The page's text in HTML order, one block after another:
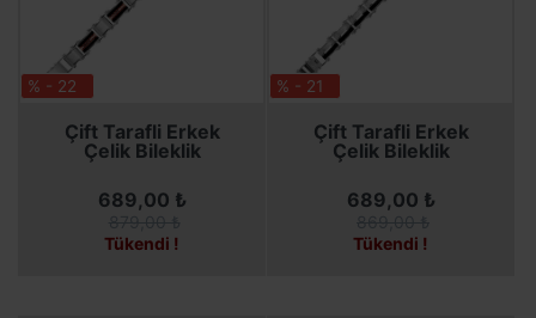
% - 22
Çift Tarafli Erkek
Çelik Bileklik
SEPETE EKLE
689,00 ₺
Tükendi !
% - 21
Çift Tarafli Erkek
Çelik Bileklik
SEPETE EKLE
689,00 ₺
Tükendi !